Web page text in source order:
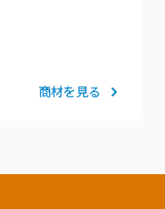
商材を見る